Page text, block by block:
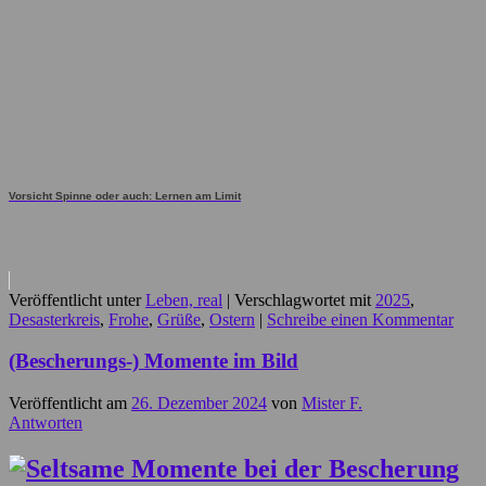
Vorsicht Spinne oder auch: Lernen am Limit
Veröffentlicht unter Leben, real | Verschlagwortet mit 2025,
Desasterkreis, Frohe, Grüße, Ostern | Schreibe einen Kommentar
(Bescherungs-) Momente im Bild
Veröffentlicht am 26. Dezember 2024 von Mister F.
Antworten